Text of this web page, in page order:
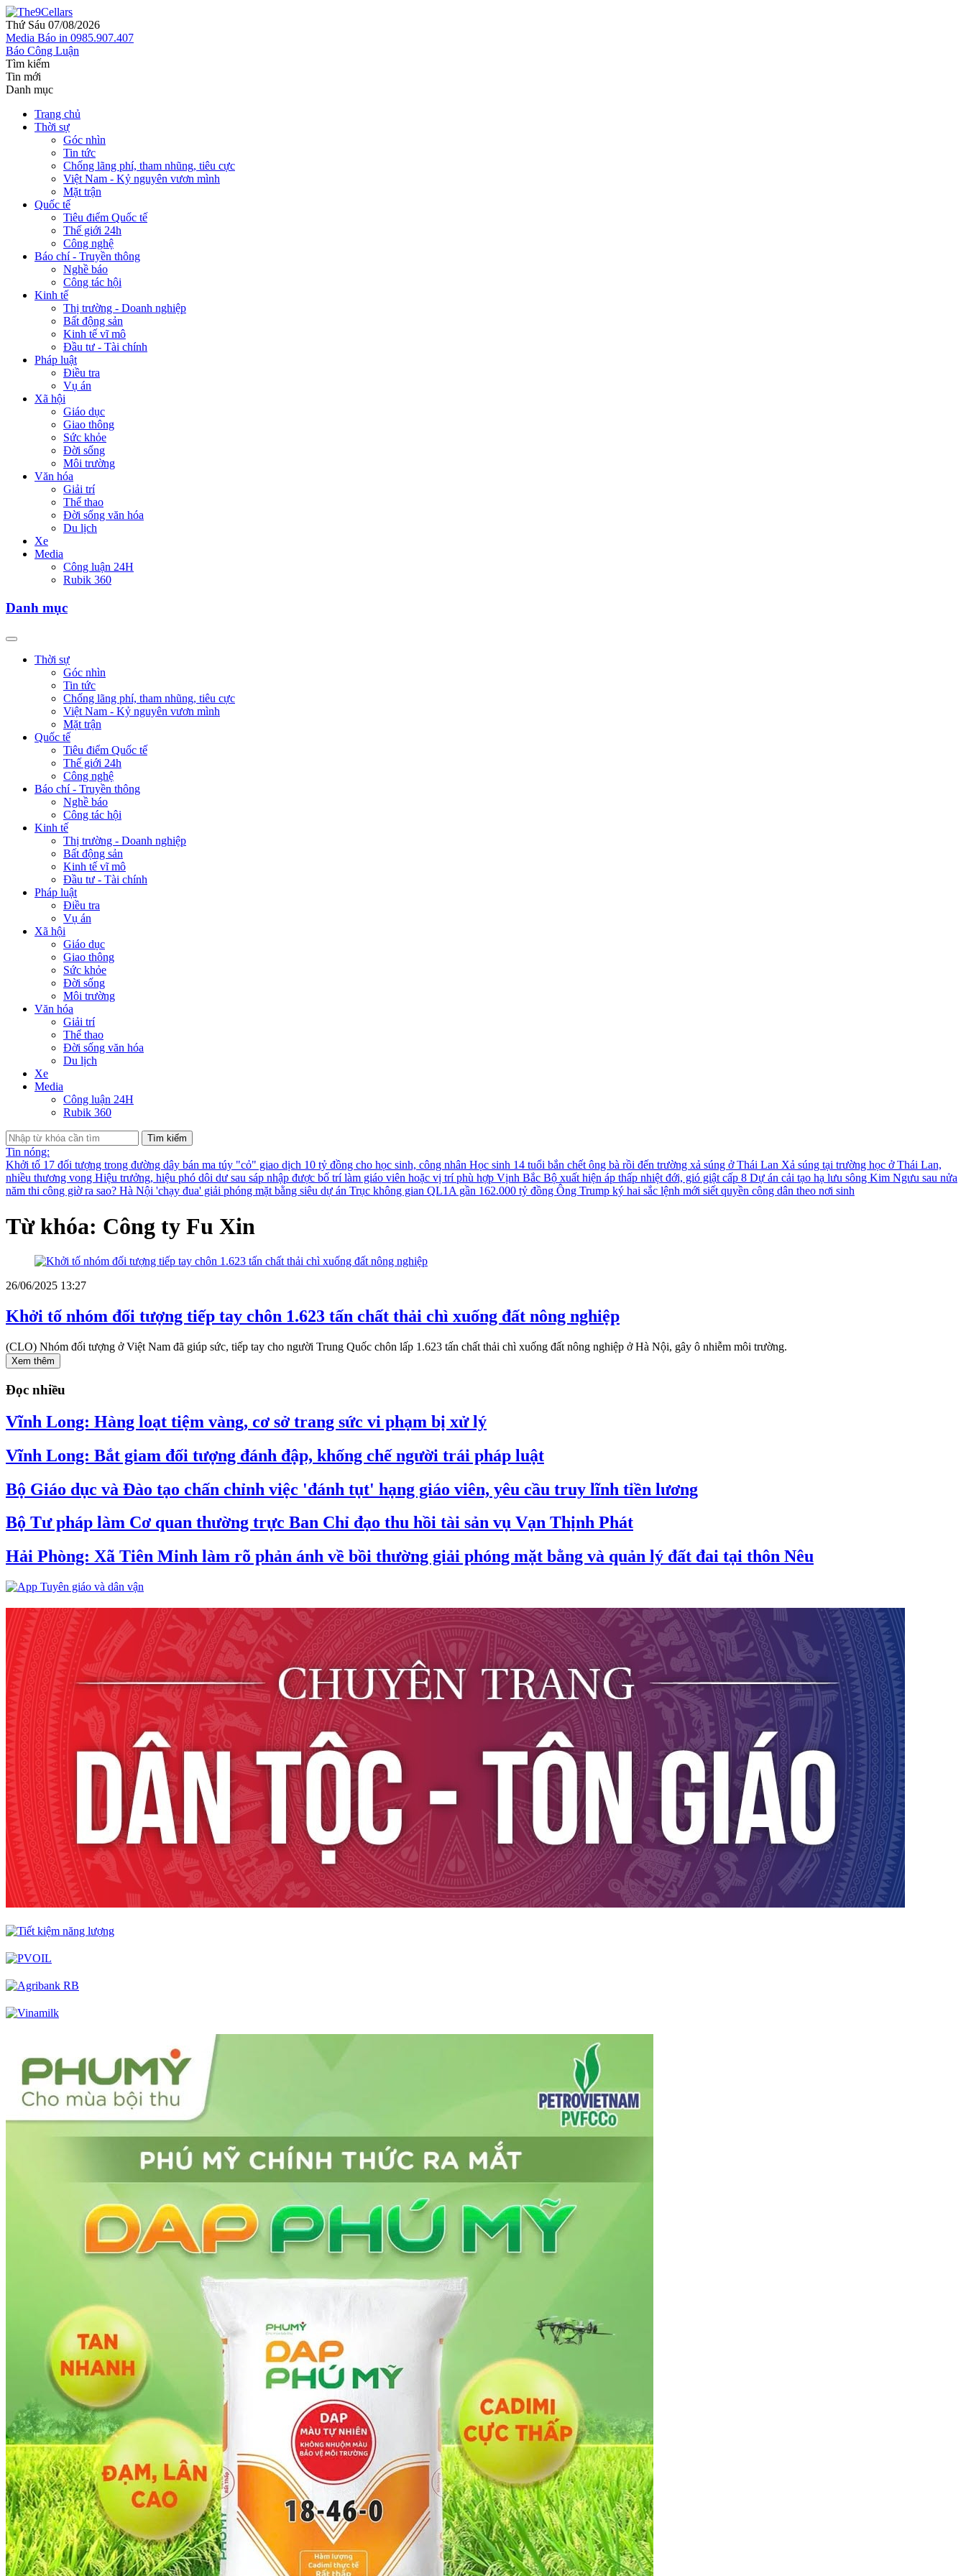
Thứ Sáu 07/08/2026
Media Báo in 0985.907.407
Báo Công Luận
Tìm kiếm
Tin mới
Danh mục
Trang chủ
Thời sự
Góc nhìn
Tin tức
Chống lãng phí, tham nhũng, tiêu cực
Việt Nam - Kỷ nguyên vươn mình
Mặt trận
Quốc tế
Tiêu điểm Quốc tế
Thế giới 24h
Công nghệ
Báo chí - Truyền thông
Nghề báo
Công tác hội
Kinh tế
Thị trường - Doanh nghiệp
Bất động sản
Kinh tế vĩ mô
Đầu tư - Tài chính
Pháp luật
Điều tra
Vụ án
Xã hội
Giáo dục
Giao thông
Sức khỏe
Đời sống
Môi trường
Văn hóa
Giải trí
Thể thao
Đời sống văn hóa
Du lịch
Xe
Media
Công luận 24H
Rubik 360
Danh mục
Thời sự
Góc nhìn
Tin tức
Chống lãng phí, tham nhũng, tiêu cực
Việt Nam - Kỷ nguyên vươn mình
Mặt trận
Quốc tế
Tiêu điểm Quốc tế
Thế giới 24h
Công nghệ
Báo chí - Truyền thông
Nghề báo
Công tác hội
Kinh tế
Thị trường - Doanh nghiệp
Bất động sản
Kinh tế vĩ mô
Đầu tư - Tài chính
Pháp luật
Điều tra
Vụ án
Xã hội
Giáo dục
Giao thông
Sức khỏe
Đời sống
Môi trường
Văn hóa
Giải trí
Thể thao
Đời sống văn hóa
Du lịch
Xe
Media
Công luận 24H
Rubik 360
Tìm kiếm
Tin nóng:
Khởi tố 17 đối tượng trong đường dây bán ma túy "cỏ" giao dịch 10 tỷ đồng cho học sinh, công nhân Học sinh 14 tuổi bắn chết ông bà rồi đến trường xả súng ở Thái Lan Xả súng tại trường học ở Thái Lan,
nhiều thương vong Hiệu trưởng, hiệu phó dôi dư sau sáp nhập được bố trí làm giáo viên hoặc vị trí phù hợp Vịnh Bắc Bộ xuất hiện áp thấp nhiệt đới, gió giật cấp 8 Dự án cải tạo hạ lưu sông Kim Ngưu sau nửa
năm thi công giờ ra sao? Hà Nội 'chạy đua' giải phóng mặt bằng siêu dự án Trục không gian QL1A gần 162.000 tỷ đồng Ông Trump ký hai sắc lệnh mới siết quyền công dân theo nơi sinh
Từ khóa: Công ty Fu Xin
26/06/2025 13:27
Khởi tố nhóm đối tượng tiếp tay chôn 1.623 tấn chất thải chì xuống đất nông nghiệp
(CLO) Nhóm đối tượng ở Việt Nam đã giúp sức, tiếp tay cho người Trung Quốc chôn lấp 1.623 tấn chất thải chì xuống đất nông nghiệp ở Hà Nội, gây ô nhiễm môi trường.
Xem thêm
Đọc nhiều
Vĩnh Long: Hàng loạt tiệm vàng, cơ sở trang sức vi phạm bị xử lý
Vĩnh Long: Bắt giam đối tượng đánh đập, khống chế người trái pháp luật
Bộ Giáo dục và Đào tạo chấn chỉnh việc 'đánh tụt' hạng giáo viên, yêu cầu truy lĩnh tiền lương
Bộ Tư pháp làm Cơ quan thường trực Ban Chỉ đạo thu hồi tài sản vụ Vạn Thịnh Phát
Hải Phòng: Xã Tiên Minh làm rõ phản ánh về bồi thường giải phóng mặt bằng và quản lý đất đai tại thôn Nêu